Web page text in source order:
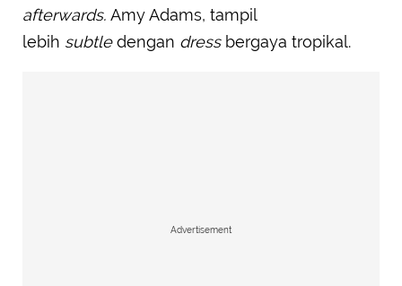
afterwards. Amy Adams, tampil
lebih subtledengan dressbergaya tropikal.
Advertisement